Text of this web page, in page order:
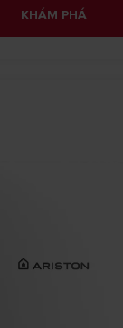
KHÁM PHÁ